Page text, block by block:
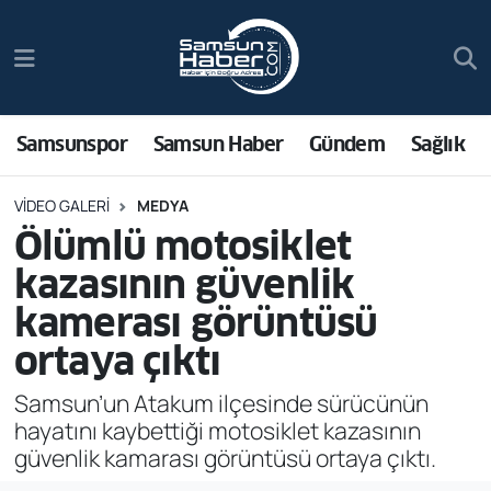
Samsunspor Samsun Haber Gündem Sağlık
VIDEO GALERI MEDYA
Ölümlü motosiklet
kazasının güvenlik
kamerası görüntüsü
ortaya çıktı
Samsun’un Atakum ilçesinde sürücünün
hayatını kaybettiği motosiklet kazasının
güvenlik kamarası görüntüsü ortaya çıktı.
Samsun Haber
Sağlık
Asayiş
Bilim ve Teknoloji
Bölge
Dünya
Ekonomi
Trafik Durumu
Süper Lig Puan Durumu ve Fikstür
Tüm Manşetler
Son Dakika Haberleri
Haber Arşivi